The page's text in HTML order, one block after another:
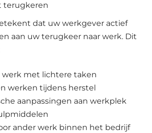
terugkeren
dat uw werkgever actief
aan uw terugkeer naar werk. Dit
werk met lichtere taken
werken tijdens herstel
aanpassingen aan werkplek
ander werk binnen het bedrijf